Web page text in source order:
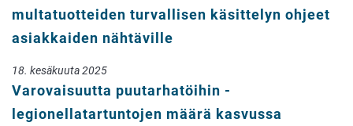
multatuotteiden turvallisen käsittelyn ohjeet
asiakkaiden nähtäville
18. kesäkuuta 2025
Varovaisuutta puutarhatöihin -
legionellatartuntojen määrä kasvussa